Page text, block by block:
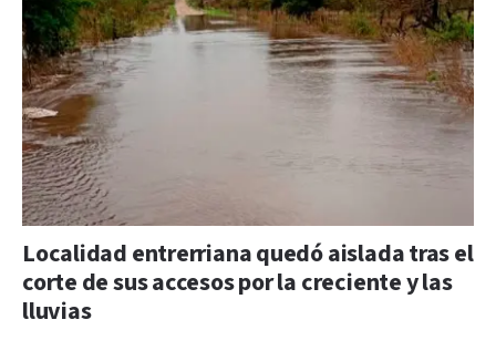
Localidad entrerriana quedó aislada tras el
corte de sus accesos por la creciente y las
lluvias